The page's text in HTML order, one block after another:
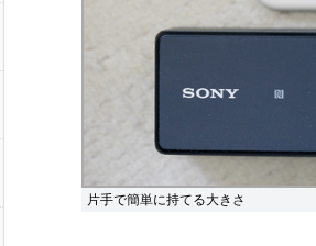
片手で簡単に持てる大きさ